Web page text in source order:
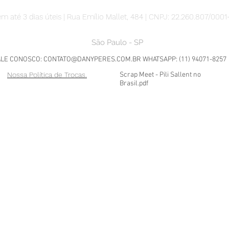
até 3 dias úteis | Rua Emílio Mallet, 484 | CNPJ: 22.260.807/
São Paulo - SP
CONOSCO: CONTATO@DANYPERES.COM.BR WHATSAPP: (11) 94071-8257
Nossa Política de Trocas.
Scrap Meet - Pili Sallent no
Brasil.pdf